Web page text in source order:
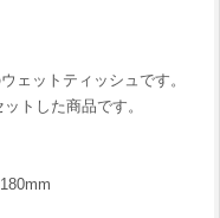
ェットティッシュです。
トした商品です。